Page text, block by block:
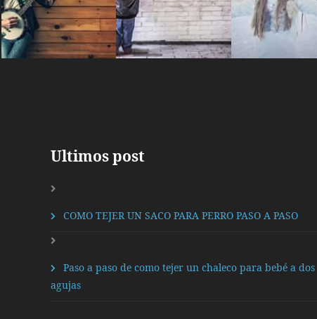
Ultimos post
COMO TEJER UN SACO PARA PERRO PASO A PASO
Paso a paso de como tejer un chaleco para bebé a dos
agujas